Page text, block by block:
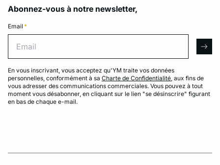
Abonnez-vous à notre newsletter,
Email *
En vous inscrivant, vous acceptez qu'YM traite vos données
personnelles, conformément à sa Charte de Confidentialité, aux fins de
vous adresser des communications commerciales. Vous pouvez à tout
moment vous désabonner, en cliquant sur le lien "se désinscrire" figurant
en bas de chaque e-mail.